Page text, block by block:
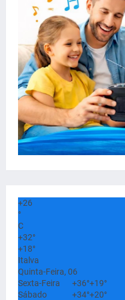
+26
°
C
+32°
+18°
Italva
Quinta-Feira, 06
Sexta-Feira
+36°+19°
Sábado
+34°+20°